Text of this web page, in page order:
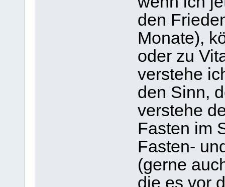
den
Monate),
oder zu
verstehe
den Sinn,
verstehe
Fasten im
Fasten-
(gerne
die es vor